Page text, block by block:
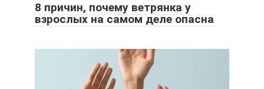
8 причин, почему ветрянка у
взрослых на самом деле опасна